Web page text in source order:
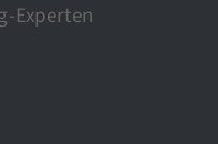
Experten